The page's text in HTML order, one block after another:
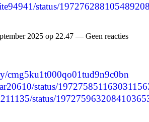
status/
2025 op 22.47 — Geen reacties
cmg5ku1t000qo01tud9n9c0bn
status/
status/